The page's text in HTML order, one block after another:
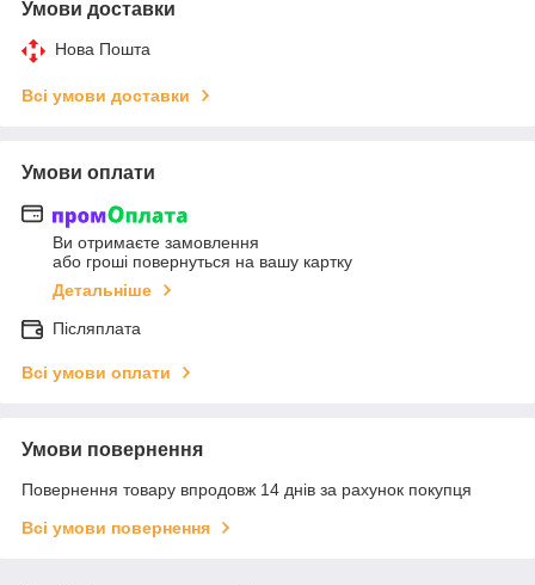
Умови доставки
Нова Пошта
Всі умови доставки
Умови оплати
Ви отримаєте замовлення
або гроші повернуться на вашу картку
Детальніше
Післяплата
Всі умови оплати
Умови повернення
Повернення товару впродовж 14 днів за рахунок покупця
Всі умови повернення